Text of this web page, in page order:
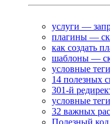
услуги —
плагины —
как создать
шаблоны —
условные
14 полезных
301-й
условные
32 важных
Полезный